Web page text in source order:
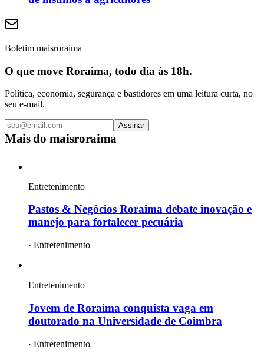
Boletim maisroraima
O que move Roraima, todo dia às 18h.
Política, economia, segurança e bastidores em uma leitura curta, no
seu e-mail.
Assinar
Mais do maisroraima
Entretenimento
Pastos & Negócios Roraima debate inovação e
manejo para fortalecer pecuária
· Entretenimento
Entretenimento
Jovem de Roraima conquista vaga em
doutorado na Universidade de Coimbra
· Entretenimento